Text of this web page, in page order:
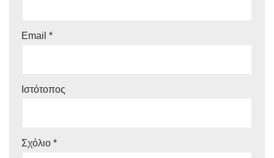
Email *
Ιστότοπος
Σχόλιο *